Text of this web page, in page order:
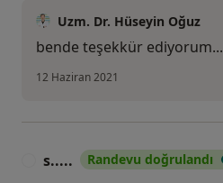
Uzm. Dr. Hüseyin Oğuz
bende teşekkür ediyorum...
12 Haziran 2021
s..... Randevu doğrulandı